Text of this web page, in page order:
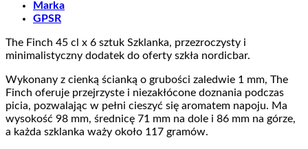
Marka
GPSR
The Finch 45 cl x 6 sztuk Szklanka, przezroczysty i
minimalistyczny dodatek do oferty szkła nordicbar.
Wykonany z cienką ścianką o grubości zaledwie 1 mm, The
Finch oferuje przejrzyste i niezakłócone doznania podczas
picia, pozwalając w pełni cieszyć się aromatem napoju. Ma
wysokość 98 mm, średnicę 71 mm na dole i 86 mm na górze,
a każda szklanka waży około 117 gramów.